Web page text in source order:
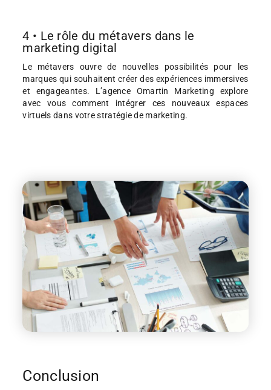
4 • Le rôle du métavers dans le
marketing digital
Le métavers ouvre de nouvelles possibilités pour les
marques qui souhaitent créer des expériences immersives
et engageantes. L’agence Omartin Marketing explore
avec vous comment intégrer ces nouveaux espaces
virtuels dans votre stratégie de marketing.
Conclusion